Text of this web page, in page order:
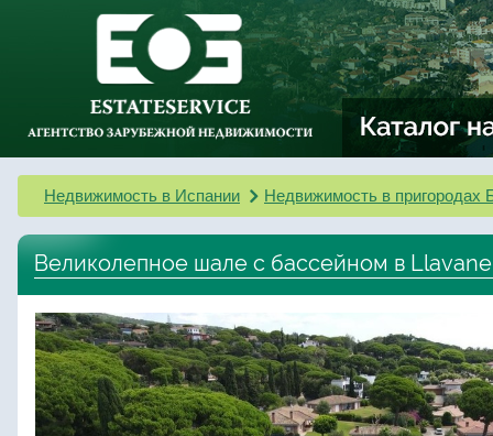
Недвижимость в Испании Недвижимость в пригородах
Великолепное шале с бассейном в